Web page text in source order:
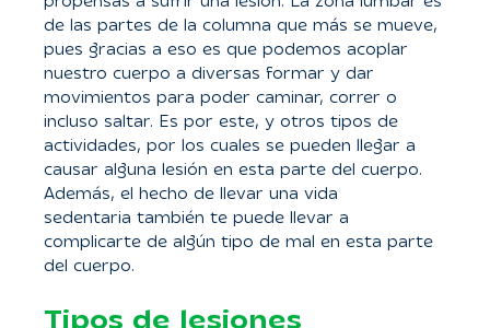
de las partes de la columna que más se mueve,
pues gracias a eso es que podemos acoplar
nuestro cuerpo a diversas formar y dar
movimientos para poder caminar, correr o
incluso saltar. Es por este, y otros tipos de
actividades, por los cuales se pueden llegar a
causar alguna lesión en esta parte del cuerpo.
Además, el hecho de llevar una vida
sedentaria también te puede llevar a
complicarte de algún tipo de mal en esta parte
del cuerpo.